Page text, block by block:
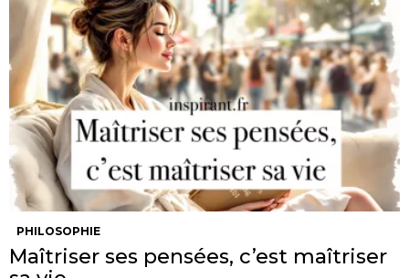
PHILOSOPHIE
Maîtriser ses pensées, c’est maîtriser